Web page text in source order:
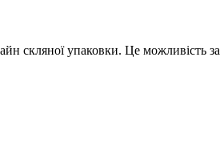
скляної упаковки. Це можливість